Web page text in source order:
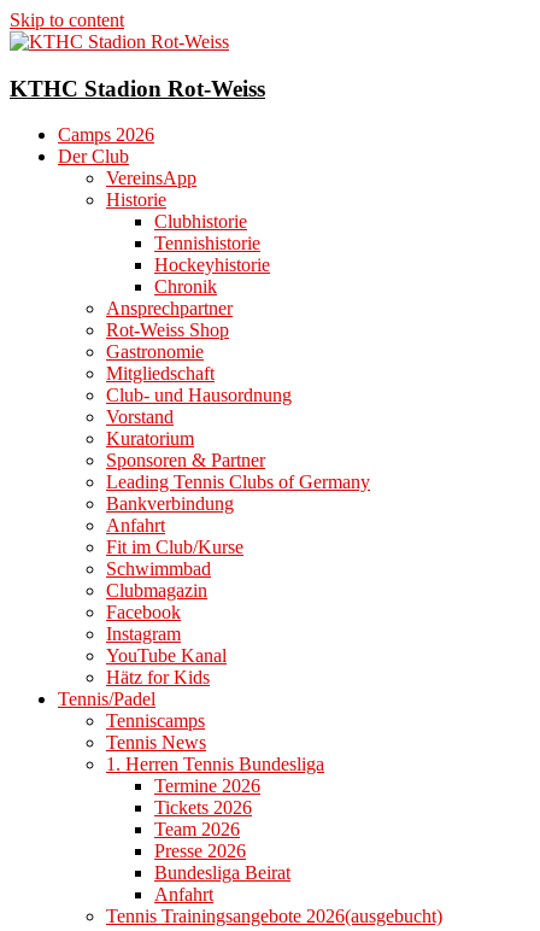
Skip to content
KTHC Stadion Rot-Weiss
Camps 2026
Der Club
VereinsApp
Historie
Clubhistorie
Tennishistorie
Hockeyhistorie
Chronik
Ansprechpartner
Rot-Weiss Shop
Gastronomie
Mitgliedschaft
Club- und Hausordnung
Vorstand
Kuratorium
Sponsoren & Partner
Leading Tennis Clubs of Germany
Bankverbindung
Anfahrt
Fit im Club/Kurse
Schwimmbad
Clubmagazin
Facebook
Instagram
YouTube Kanal
Hätz for Kids
Tennis/Padel
Tenniscamps
Tennis News
1. Herren Tennis Bundesliga
Termine 2026
Tickets 2026
Team 2026
Presse 2026
Bundesliga Beirat
Anfahrt
Tennis Trainingsangebote 2026(ausgebucht)